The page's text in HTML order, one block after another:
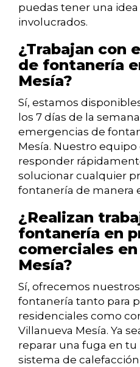
puedas tener una
involucrados.
¿Trabajan con
de fontanería
Mesía?
Sí, estamos
los 7 días de la
emergencias de
Mesía. Nuestro equipo
responder
solucionar cualquier
fontanería de manera
¿Realizan
fontanería en
comerciales
Mesía?
Sí, ofrecemos
fontanería tanto para
residenciales como
Villanueva Mesía. Ya
reparar una fuga en
sistema de